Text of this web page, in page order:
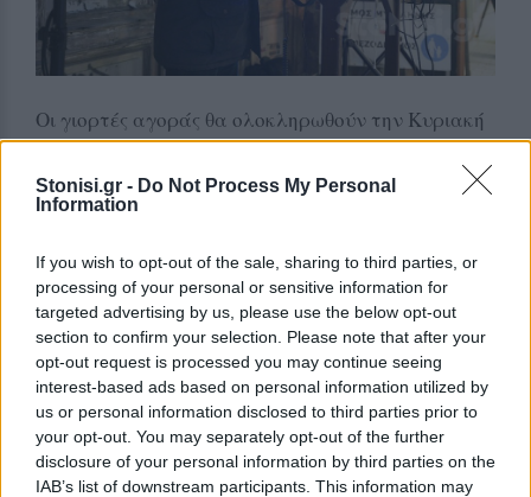
Stonisi.gr - Do Not Process My Personal
Information
If you wish to opt-out of the sale, sharing to third parties, or
processing of your personal or sensitive information for
targeted advertising by us, please use the below opt-out
section to confirm your selection. Please note that after your
opt-out request is processed you may continue seeing
interest-based ads based on personal information utilized by
us or personal information disclosed to third parties prior to
your opt-out. You may separately opt-out of the further
disclosure of your personal information by third parties on the
IAB’s list of downstream participants. This information may
Οι γιορτές αγοράς θα ολοκληρωθούν την Κυριακή
29 Δεκεμβρίου. Κάθε εκδήλωση υπόσχεται ακόμα
περισσότερη διασκέδαση, εκπλήξεις και ευκαιρίες
για ψώνια σε γιορτινή ατμόσφαιρα.